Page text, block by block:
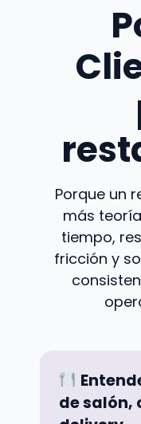
Porque un
más
tiempo,
fricción y
de salón,